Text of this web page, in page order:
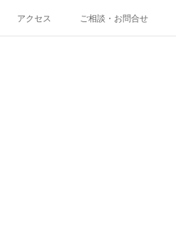
アクセス ご相談・お問合せ